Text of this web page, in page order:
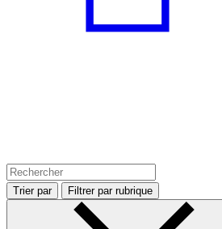
Trier par Filtrer par rubrique